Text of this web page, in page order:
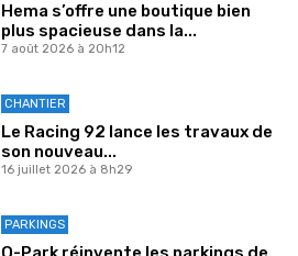
Hema s’offre une boutique bien
plus spacieuse dans la...
7 août 2026 à 20h12
CHANTIER
Le Racing 92 lance les travaux de
son nouveau...
16 juillet 2026 à 8h29
PARKINGS